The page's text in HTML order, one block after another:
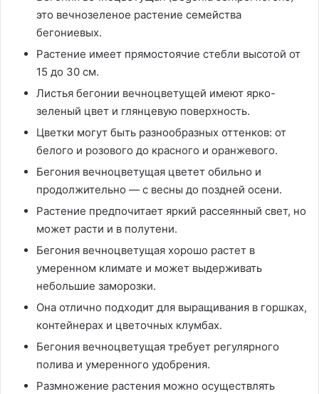
это вечнозеленое растение семейства
бегониевых.
Растение имеет прямостоячие стебли высотой от
15 до 30 см.
Листья бегонии вечноцветущей имеют ярко-
зеленый цвет и глянцевую поверхность.
Цветки могут быть разнообразных оттенков: от
белого и розового до красного и оранжевого.
Бегония вечноцветущая цветет обильно и
продолжительно — с весны до поздней осени.
Растение предпочитает яркий рассеянный свет, но
может расти и в полутени.
Бегония вечноцветущая хорошо растет в
умеренном климате и может выдерживать
небольшие заморозки.
Она отлично подходит для выращивания в горшках,
контейнерах и цветочных клумбах.
Бегония вечноцветущая требует регулярного
полива и умеренного удобрения.
Размножение растения можно осуществлять